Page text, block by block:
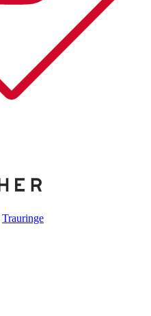
Trauringe